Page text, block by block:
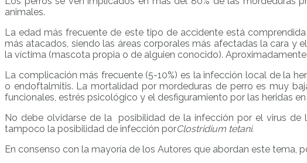
animales.
La edad más frecuente de este tipo de accidente está
más atacados, siendo las áreas corporales más afectadas la cara y
la víctima (mascota propia o de alguien conocido).
La complicación más frecuente (5-10%) es la infección local de la
o endoftalmitis. La mortalidad por mordeduras de perro es muy
funcionales, estrés psicológico y el desfiguramiento por las heridas
No debe olvidarse de la posibilidad de la infección por el virus de
tampoco la posibilidad de infección porClostridium tetani.
En consenso con la mayoría de los Autores que abordan este tema,